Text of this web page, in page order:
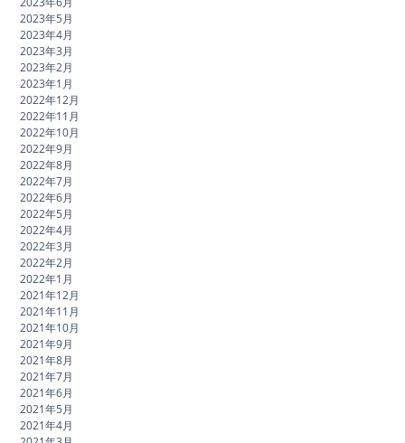
2023年5月
2023年4月
2023年3月
2023年2月
2023年1月
2022年12月
2022年11月
2022年10月
2022年9月
2022年8月
2022年7月
2022年6月
2022年5月
2022年4月
2022年3月
2022年2月
2022年1月
2021年12月
2021年11月
2021年10月
2021年9月
2021年8月
2021年7月
2021年6月
2021年5月
2021年4月